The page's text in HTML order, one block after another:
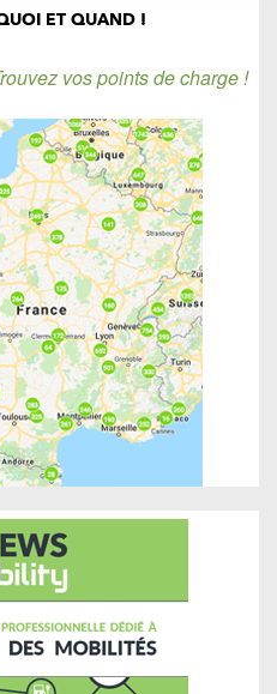
ET QUAND !
vos points de charge !